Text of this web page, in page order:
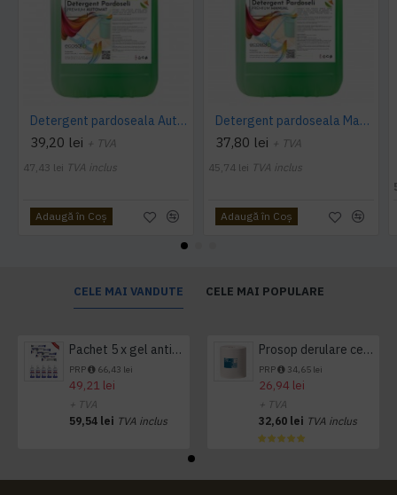
Detergent pardoseala Automat premium AQAS
39,20 lei + TVA
47,43 lei TVA inclus
Adaugă în Coş
Detergent pardoseala Manual premium 5L Canistra AQAS
37,80 lei + TVA
45,74 lei TVA inclus
Adaugă în Coş
CELE MAI VANDUTE CELE MAI POPULARE
Pachet 5 x gel antibacterian 50ml si 3 x Servetele antibacteriene 48 buc Hygienium
PRP 66,43 lei
49,21 lei
+ TVA
59,54 lei TVA inclus
Prosop derulare centrala 1 pliu, 300 m Tork
PRP 34,65 lei
26,94 lei
+ TVA
32,60 lei TVA inclus